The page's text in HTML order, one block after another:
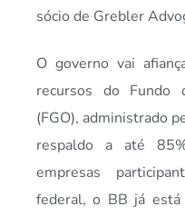
sócio de Grebler
O governo vai
recursos do Fundo
(FGO), administrado
respaldo a até
empresas
federal, o BB já